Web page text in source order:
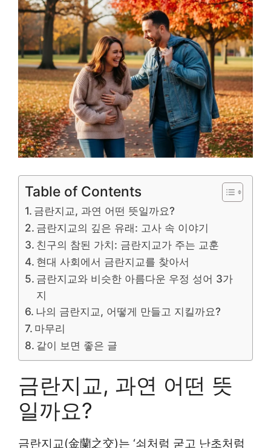
Table of Contents
금란지교, 과연 어떤 뜻일까요?
금란지교의 깊은 유래: 고사 속 이야기
친구의 참된 가치: 금란지교가 주는 교훈
현대 사회에서 금란지교를 찾아서
금란지교와 비슷한 아름다운 우정 성어 3가
지
나의 금란지교, 어떻게 만들고 지킬까요?
마무리
같이 보면 좋은 글
금란지교, 과연 어떤 뜻
일까요?
금란지교(金蘭之交)는 ‘쇠처럼 굳고 난초처럼